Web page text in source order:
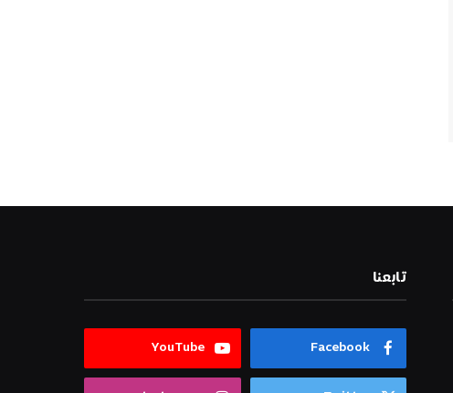
تابعنا
Facebook
YouTube